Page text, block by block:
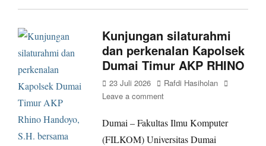
Kunjungan silaturahmi
dan perkenalan Kapolsek
Dumai Timur AKP RHINO
Posted
on
23 Juli 2026 Author
Rafdi Hasiholan
Leave a comment
Dumai – Fakultas Ilmu Komputer
(FILKOM) Universitas Dumai